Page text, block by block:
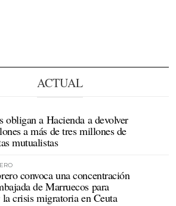
ACTUAL
obligan a Hacienda a devolver
a más de tres millones de
mutualistas
convoca una concentración
de Marruecos para
crisis migratoria en Ceuta